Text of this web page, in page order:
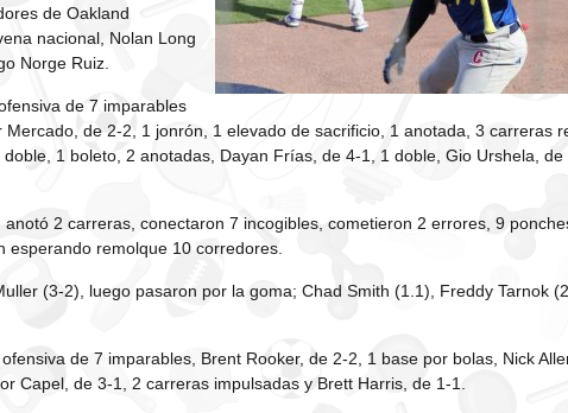
de Oakland
nacional, Nolan Long
Norge Ruiz.
de 7 imparables
Mercado, de 2-2, 1 jonrón, 1 elevado de sacrificio, 1 anotada, 3 carreras
1 boleto, 2 anotadas, Dayan Frías, de 4-1, 1 doble, Gio Urshela, de
anotó 2 carreras, conectaron 7 incogibles, cometieron 2 errores, 9
esperando remolque 10 corredores.
(3-2), luego pasaron por la goma; Chad Smith (1.1), Freddy Tarnok
de 7 imparables, Brent Rooker, de 2-2, 1 base por bolas, Nick
Capel, de 3-1, 2 carreras impulsadas y Brett Harris, de 1-1.